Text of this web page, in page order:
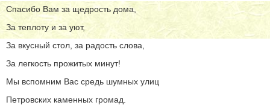
Спасибо Вам за щедрость дома,
За теплоту и за уют,
За вкусный стол, за радость слова,
За легкость прожитых минут!
Мы вспомним Вас средь шумных улиц
Петровских каменных громад.